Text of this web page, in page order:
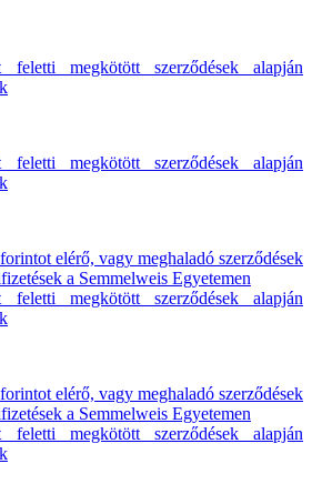
megkötött szerződések alapján
megkötött szerződések alapján
elérő, vagy meghaladó szerződések
a Semmelweis Egyetemen
megkötött szerződések alapján
elérő, vagy meghaladó szerződések
a Semmelweis Egyetemen
megkötött szerződések alapján